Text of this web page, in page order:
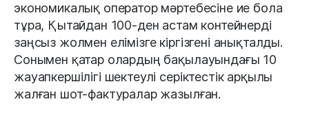
экономикалық оператор мәртебесіне ие бола
тұра, Қытайдан 100-ден астам контейнерді
заңсыз жолмен елімізге кіргізгені анықталды.
Сонымен қатар олардың бақылауындағы 10
жауапкершілігі шектеулі серіктестік арқылы
жалған шот-фактуралар жазылған.